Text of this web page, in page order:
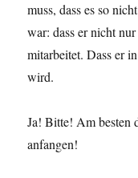
muss, dass es so
war: dass er nicht
mitarbeitet. Dass er
wird.
Ja! Bitte! Am besten
anfangen!